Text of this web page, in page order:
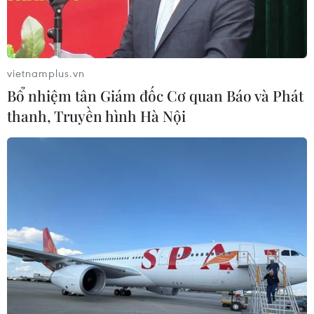
Sáng 8/7, Ban Chỉ đạo tìm kiếm, xác định danh
tính liệt sỹ tỉnh Điện Biên tổ chức bàn giao 766
mẫu hài cốt liệt sỹ chưa xác định được thông tin
vietnamplus.vn
Bổ nhiệm tân Giám đốc Cơ quan Báo và Phát
thanh, Truyền hình Hà Nội